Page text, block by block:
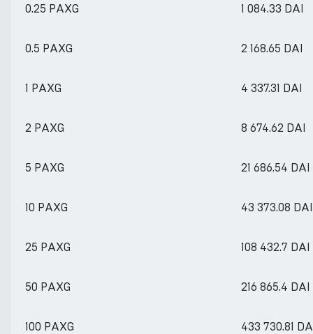
0.25 PAXG 1 084.33 DAI
0.5 PAXG 2 168.65 DAI
1 PAXG 4 337.31 DAI
2 PAXG 8 674.62 DAI
5 PAXG 21 686.54 DAI
10 PAXG 43 373.08 DAI
25 PAXG 108 432.7 DAI
50 PAXG 216 865.4 DAI
100 PAXG 433 730.81